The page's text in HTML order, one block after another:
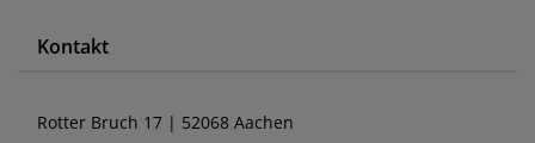
Kontakt
Rotter Bruch 17 | 52068 Aachen